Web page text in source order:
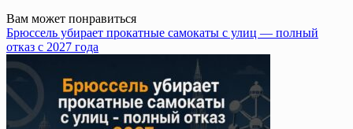
Вам может понравиться
Брюссель убирает прокатные самокаты с улиц — полный
отказ с 2027 года